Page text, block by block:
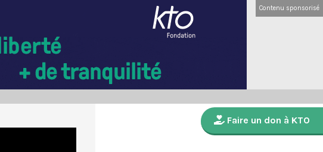
Contenu sponsorisé
Faire un don à KTO